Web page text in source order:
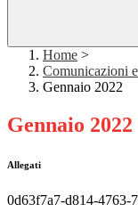
Home >
Comunicazioni
Gennaio 2022
Gennaio 2022
Allegati
0d63f7a7-d814-4763-